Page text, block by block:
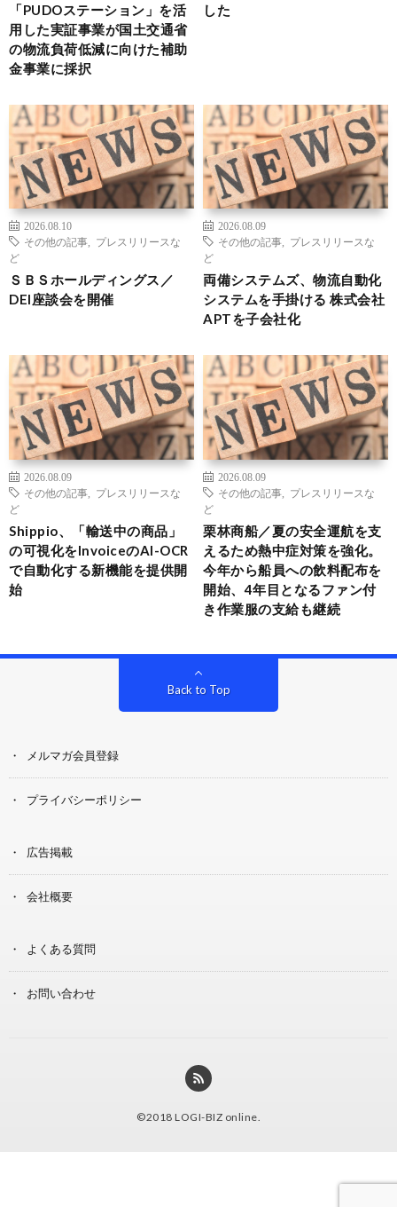
「PUDOステーション」を活
用した実証事業が国土交通省
の物流負荷低減に向けた補助
金事業に採択
した
2026.08.10
その他の記事
プレスリリースな
ど
ＳＢＳホールディングス／
DEI座談会を開催
2026.08.09
その他の記事
プレスリリースな
ど
両備システムズ、物流自動化
システムを手掛ける 株式会社
APTを子会社化
2026.08.09
その他の記事
プレスリリースな
ど
Shippio、「輸送中の商品」
の可視化をInvoiceのAI-OCR
で自動化する新機能を提供開
始
2026.08.09
その他の記事
プレスリリースな
ど
栗林商船／夏の安全運航を支
えるため熱中症対策を強化。
今年から船員への飲料配布を
開始、4年目となるファン付
き作業服の支給も継続
Back to Top
メルマガ会員登録
プライバシーポリシー
広告掲載
会社概要
よくある質問
お問い合わせ
©2018 LOGI-BIZ online